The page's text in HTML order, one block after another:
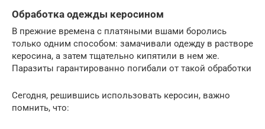
Обработка одежды керосином
В прежние времена с платяными вшами боролись
только одним способом: замачивали одежду в растворе
керосина, а затем тщательно кипятили в нем же.
Паразиты гарантированно погибали от такой обработки
Сегодня, решившись использовать керосин, важно
помнить, что: